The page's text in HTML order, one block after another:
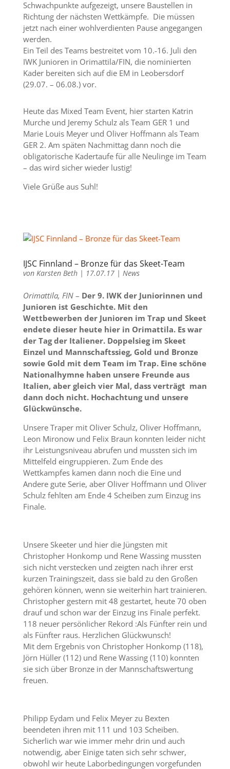
Schwachpunkte aufgezeigt, unsere Baustellen in
Richtung der nächsten Wettkämpfe. Die müssen
jetzt nach einer wohlverdienten Pause angegangen
werden.
Ein Teil des Teams bestreitet vom 10.-16. Juli den
IWK Junioren in Orimattila/FIN, die nominierten
Kader bereiten sich auf die EM in Leobersdorf
(29.07. – 06.08.) vor.
Heute das Mixed Team Event, hier starten Katrin
Murche und Jeremy Schulz als Team GER 1 und
Marie Louis Meyer und Oliver Hoffmann als Team
GER 2. Am späten Nachmittag dann noch die
obligatorische Kadertaufe für alle Neulinge im Team
– das wird sicher wieder lustig!
Viele Grüße aus Suhl!
IJSC Finnland – Bronze für das Skeet-Team
von Karsten Beth| 17.07.17| News
Orimattila, FIN– Der 9. IWK der Juniorinnen und
Junioren ist Geschichte. Mit den
Wettbewerben der Junioren im Trap und Skeet
endete dieser heute hier in Orimattila. Es war
der Tag der Italiener. Doppelsieg im Skeet
Einzel und Mannschaftssieg, Gold und Bronze
sowie Gold mit dem Team im Trap. Eine schöne
Nationalhymne haben unsere Freunde aus
Italien, aber gleich vier Mal, dass verträgt man
dann doch nicht. Hochachtung und unsere
Glückwünsche.
Unsere Traper mit Oliver Schulz, Oliver Hoffmann,
Leon Mironow und Felix Braun konnten leider nicht
ihr Leistungsniveau abrufen und mussten sich im
Mittelfeld eingruppieren. Zum Ende des
Wettkampfes kamen dann noch die Eine und
Andere gute Serie, aber Oliver Hoffmann und Oliver
Schulz fehlten am Ende 4 Scheiben zum Einzug ins
Finale.
Unsere Skeeter und hier die Jüngsten mit
Christopher Honkomp und Rene Wassing mussten
sich nicht verstecken und zeigten nach ihrer erst
kurzen Trainingszeit, dass sie bald zu den Großen
gehören können, wenn sie weiterhin hart trainieren.
Christopher gestern mit 48 gestartet, heute 70 oben
drauf und schon war der Einzug ins Finale perfekt.
118 neuer persönlicher Rekord :Als Fünfter rein und
als Fünfter raus. Herzlichen Glückwunsch!
Mit dem Ergebnis von Christopher Honkomp (118),
Jörn Hüller (112) und Rene Wassing (110) konnten
sie sich über Bronze in der Mannschaftswertung
freuen.
Philipp Eydam und Felix Meyer zu Bexten
beendeten ihren mit 111 und 103 Scheiben.
Sicherlich war wie immer mehr drin und auch
notwendig, aber Einige taten sich sehr schwer,
obwohl wir heute Laborbedingungen vorgefunden